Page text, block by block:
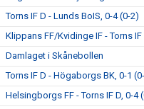
Torns IF D - Lunds BoIS, 0-4 (0-2)
Klippans FF/Kvidinge IF - Torns IF
Damlaget i Skånebollen
Torns IF D - Högaborgs BK, 0-1
Helsingborgs FF - Torns IF D, 0-4